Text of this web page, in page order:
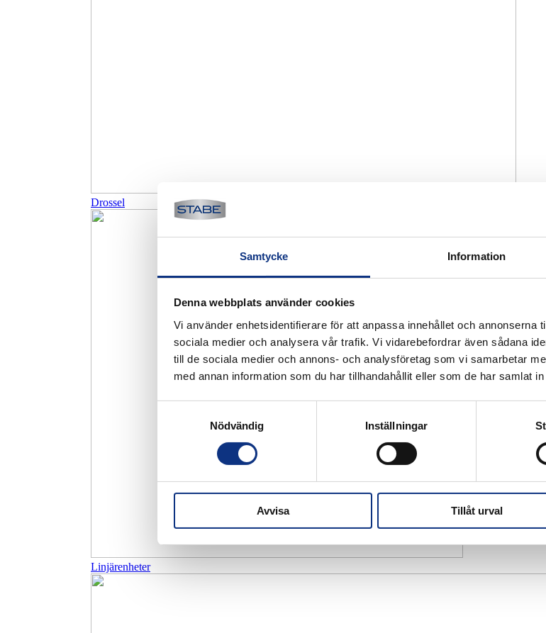
Samtycke Information
Denna webbplats använder cookies
Vi använder enhetsidentifierare för att anpassa innehållet och annonserna
sociala medier och analysera vår trafik. Vi vidarebefordrar även sådana
till de sociala medier och annons- och analysföretag som vi samarbetar
med annan information som du har tillhandahållit eller som de har samlat
Nödvändig
Inställningar
Avvisa Tillåt urval
Drossel
Linjärenheter